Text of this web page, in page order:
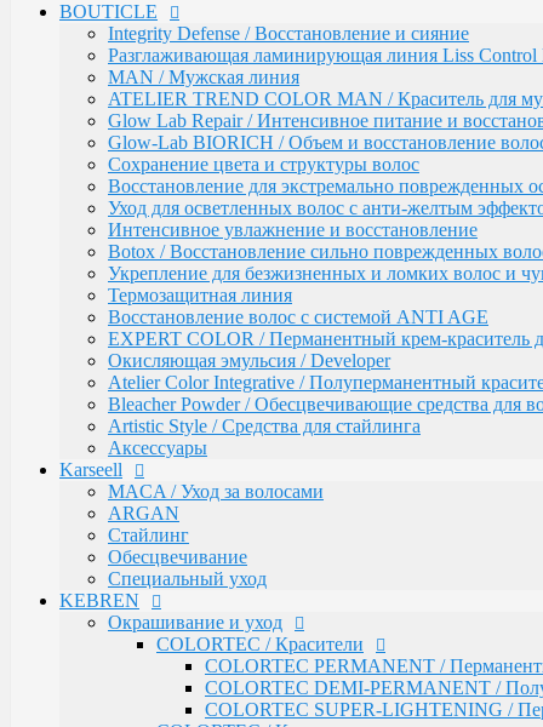
HYDRA THERAPY / Для увлажнения волос
SAVE COLOR / Для окрашенных волос
CONCEPT
CURL MAKER / Химическая завивка
PROFY TOUCH / Защитные средства для кожи и
ART OF THERAPY / От перхоти / для активации
Fashion Look / Пигмент прямого действия
INFINITY / Обесцвечивающие продукты
INFINITY ULTRA GLOSS / Оттеночные маски
INFINITY SERVICE PRO / Сервисные продукты
INFINITY PERFORMANCE / Стайлинг
INFINITY BI-PHASE / Двухфазные спреи
INFINITY VITALITY FORCE / Восстановление
INFINITY COLOR LOCK / Сохранение цвета
INFINITY EXPERT CARE / Салонный уход
INFINITY AQUA BOOST / Увлажнение
Fresh Up / Оттеночный бальзам обогащенный
ANTI-YELLOW / Оттеночные средства для
PRO CURLS / Уход за вьющимися волосами
PROFY TOUCH / Уход за волосами
GLOSS EXPERT / Средства для блеска волос
BLOND TOUCH / Средства для осветления волос
ART TOUCH / Стайлинг
Concept Men / Для мужчин
Salon Total Volume / Уход для придания объема
Salon Total Soft Care / Деликатный уход для
Salon Total Repair / Питание и восстановление волос
Salon Total Hydro / Увлажняющие средства для волос
Salon Total Colorsaver / Уход за окрашенными
Salon Total Basic / Уход для всех типов волос
PEPTIDE FORCE / Пептидное восстановление
NEXT LEVEL BLOND / Комплекс для создания и
DETOX POWER / Уход
BOUTICLE
Integrity Defense / Восстановление и сияние
Разглаживающая ламинирующая линия Liss Control
MAN / Мужская линия
ATELIER TREND COLOR MAN / Краситель для
Glow Lab Repair / Интенсивное питание и
Glow-Lab BIORICH / Объем и восстановление
Сохранение цвета и структуры волос
Восстановление для экстремально поврежденных
Уход для осветленных волос с анти-желтым
Интенсивное увлажнение и восстановление
Botox / Восстановление сильно поврежденных
Укрепление для безжизненных и ломких волос и
Термозащитная линия
Воcстановление волос с системой ANTI AGE
EXPERT COLOR / Перманентный крем-краситель
Окисляющая эмульсия / Developer
Atelier Color Integrative / Полуперманентный
Bleacher Powder / Обесцвечивающие средства для
Artistic Style / Средства для стайлинга
Аксессуары
Karseell
MACA / Уход за волосами
ARGAN
Стайлинг
Обесцвечивание
Специальный уход
KEBREN
Окрашивание и уход
COLORTEC / Красители
COLORTEC PERMANENT /
COLORTEC DEMI-PERMANENT /
COLORTEC SUPER-LIGHTENING /